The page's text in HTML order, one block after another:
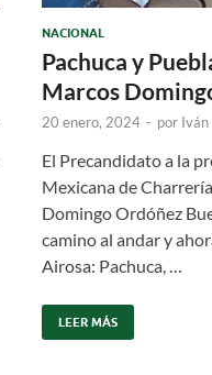
NACIONAL
Pachuca y
Marcos
20 enero, 2024 - por Iván
El Precandidato a la
Mexicana de
Domingo Ordóñez
camino al andar y
Airosa: Pachuca, …
LEER MÁS